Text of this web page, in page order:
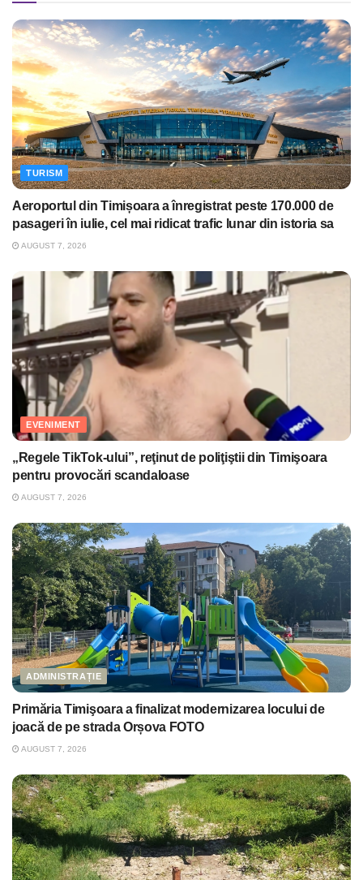
TURISM
Aeroportul din Timișoara a înregistrat peste 170.000 de
pasageri în iulie, cel mai ridicat trafic lunar din istoria sa
AUGUST 7, 2026
EVENIMENT
„Regele TikTok-ului”, reţinut de poliţiştii din Timişoara
pentru provocări scandaloase
AUGUST 7, 2026
ADMINISTRAȚIE
Primăria Timişoara a finalizat modernizarea locului de
joacă de pe strada Orșova FOTO
AUGUST 7, 2026